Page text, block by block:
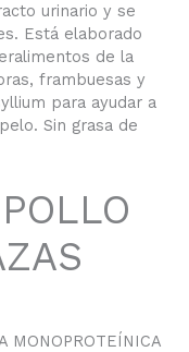
urinario y se
Está elaborado
de la
frambuesas y
para ayudar a
Sin grasa de
MONOPROTEÍNICA